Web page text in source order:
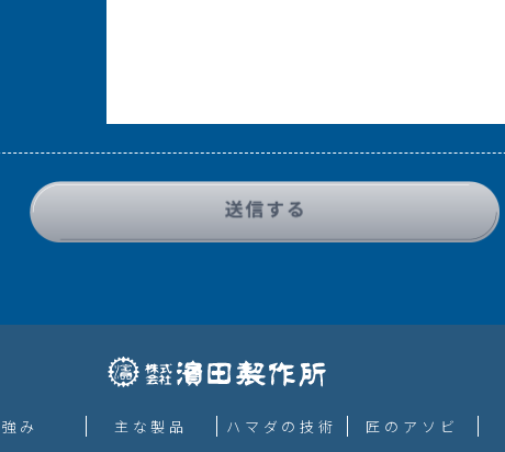
強み 主な製品 ハマダの技術 匠のアソビ